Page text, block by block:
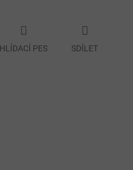
HLÍDACÍ PES SDÍLET